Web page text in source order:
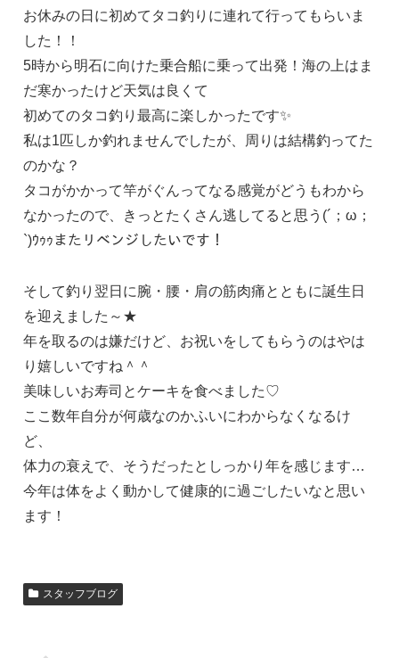
お休みの日に初めてタコ釣りに連れて行ってもらいま
した！！
5時から明石に向けた乗合船に乗って出発！海の上はま
だ寒かったけど天気は良くて
初めてのタコ釣り最高に楽しかったです✨
私は1匹しか釣れませんでしたが、周りは結構釣ってた
のかな？
タコがかかって竿がぐんってなる感覚がどうもわから
なかったので、きっとたくさん逃してると思う(´；ω；
`)ｳｩｩまたリベンジしたいです！
そして釣り翌日に腕・腰・肩の筋肉痛とともに誕生日
を迎えました～★
年を取るのは嫌だけど、お祝いをしてもらうのはやは
り嬉しいですね＾＾
美味しいお寿司とケーキを食べました♡
ここ数年自分が何歳なのかふいにわからなくなるけ
ど、
体力の衰えで、そうだったとしっかり年を感じます…
今年は体をよく動かして健康的に過ごしたいなと思い
ます！
スタッフブログ